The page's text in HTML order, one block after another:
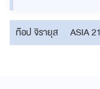
ท๊อป จิรายุส ASIA